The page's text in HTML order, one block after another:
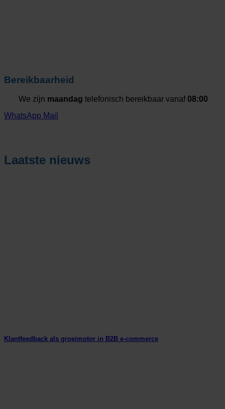
Bereikbaarheid
We zijn maandag telefonisch bereikbaar vanaf 08:00
WhatsApp Mail
Laatste nieuws
Klantfeedback als groeimotor in B2B e-commerce